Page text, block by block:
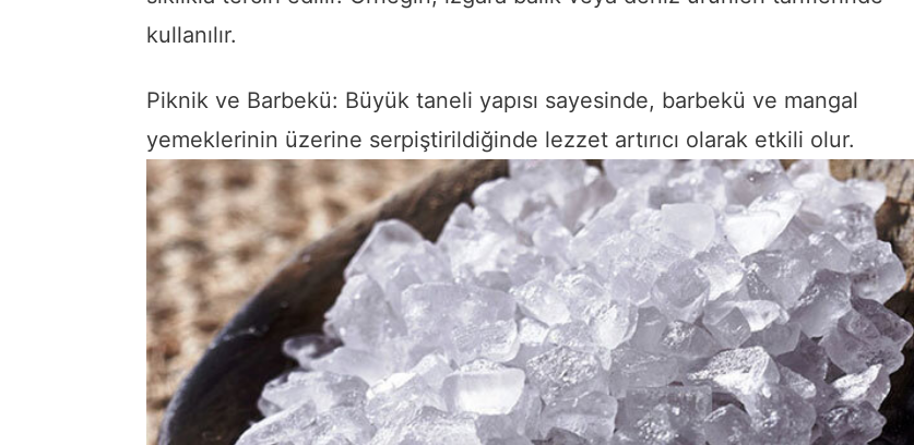
kullanılır.
Piknik ve Barbekü: Büyük taneli yapısı sayesinde, barbekü ve mangal
yemeklerinin üzerine serpiştirildiğinde lezzet artırıcı olarak etkili olur.